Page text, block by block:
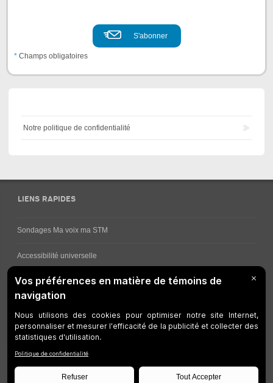
* Champs obligatoires
Notre politique de confidentialité
LIENS RAPIDES
Sondages Ma voix ma STM
Accessibilité universelle
Comment obtenir vos horaires de bus
Gestion des témoins
Accessibilité Web